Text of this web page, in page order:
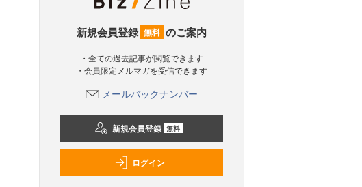
新規会員登録 無料 のご案内
・全ての過去記事が閲覧できます
・会員限定メルマガを受信できます
メールバックナンバー
新規会員登録 無料
ログイン